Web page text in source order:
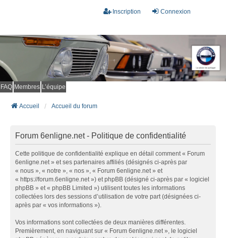
Connexion
Inscription
FAQ Membres L’équipe
Accueil Accueil du forum
Forum 6enligne.net - Politique de confidentialité
Cette politique de confidentialité explique en détail comment « Forum
6enligne.net » et ses partenaires affiliés (désignés ci-après par
« nous », « notre », « nos », « Forum 6enligne.net » et
« https://forum.6enligne.net ») et phpBB (désigné ci-après par « logiciel
phpBB » et « phpBB Limited ») utilisent toutes les informations
collectées lors des sessions d’utilisation de votre part (désignées ci-
après par « vos informations »).
Vos informations sont collectées de deux manières différentes.
Premièrement, en naviguant sur « Forum 6enligne.net », le logiciel